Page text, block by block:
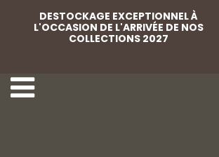
DESTOCKAGE EXCEPTIONNEL À
L'OCCASION DE L'ARRIVÉE DE NOS
COLLECTIONS 2027